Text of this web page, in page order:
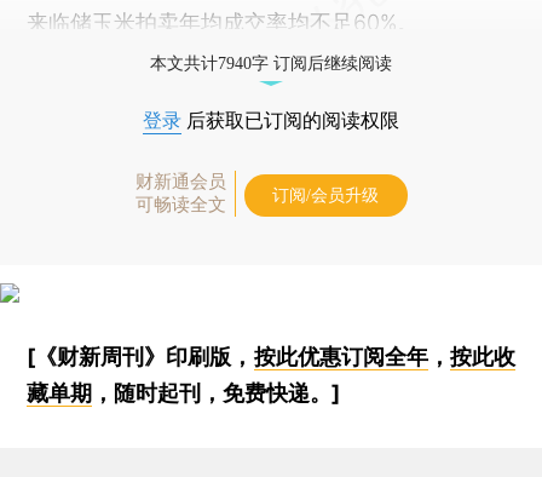
来临储玉米拍卖年均成交率均不足60%。
本文共计7940字 订阅后继续阅读
登录 后获取已订阅的阅读权限
财新通会员
可畅读全文
订阅/会员升级
[《财新周刊》印刷版， 按此优惠订阅全年， 按此收
藏单期 ，随时起刊，免费快递。]